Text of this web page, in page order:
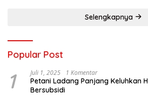
Selengkapnya
Popular Post
1 Juli 1, 2025 1 Komentar
Petani Ladang Panjang Keluhkan
Bersubsidi